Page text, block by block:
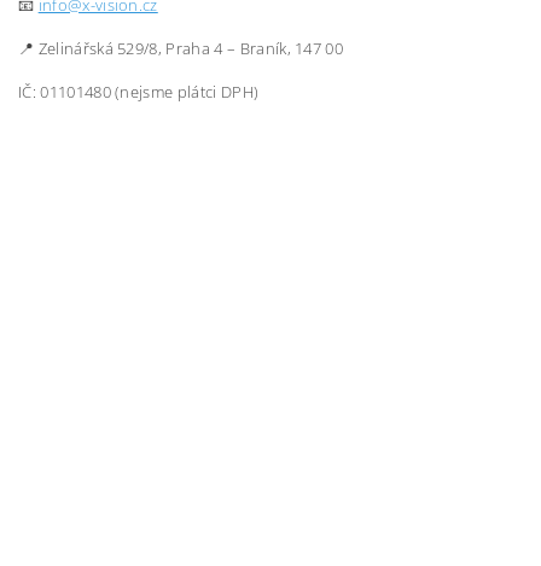
📧 info@x-vision.cz
📍 Zelinářská 529/8, Praha 4 – Braník, 147 00
IČ: 01101480 (nejsme plátci DPH)